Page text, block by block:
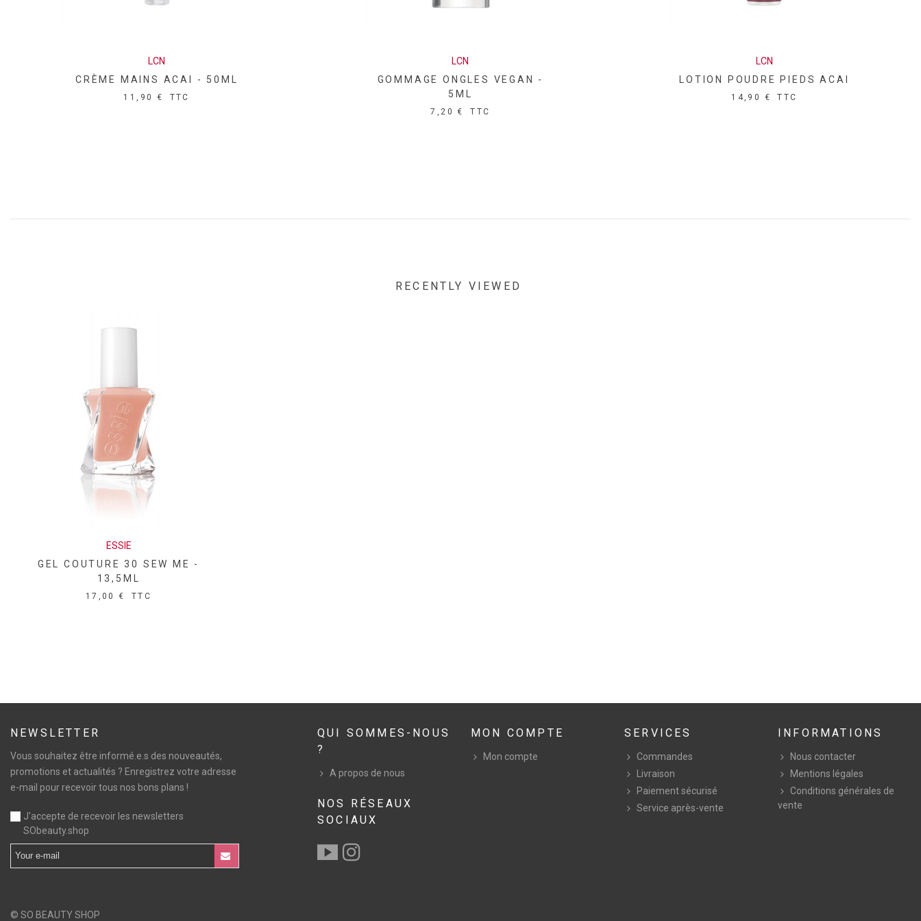
LCN
CRÈME MAINS ACAI - 50ML
11,90 € TTC
LCN
GOMMAGE ONGLES VEGAN -
5ML
7,20 € TTC
LCN
LOTION POUDRE PIEDS ACAI
14,90 € TTC
RECENTLY VIEWED
ESSIE
GEL COUTURE 30 SEW ME -
13,5ML
17,00 € TTC
NEWSLETTER
Vous souhaitez être informé.e.s des nouveautés,
promotions et actualités ? Enregistrez votre adresse
e-mail pour recevoir tous nos bons plans !
J'accepte de recevoir les newsletters
SObeauty.shop
QUI SOMMES-NOUS
?
A propos de nous
NOS RÉSEAUX
SOCIAUX
MON COMPTE
Mon compte
SERVICES
Commandes
Livraison
Paiement sécurisé
Service après-vente
INFORMATIONS
Nous contacter
Mentions légales
Conditions générales de
vente
© SO BEAUTY SHOP